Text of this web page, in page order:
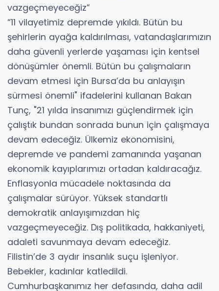
vazgeçmeyeceğiz”
“11 vilayetimiz depremde yıkıldı. Bütün bu
şehirlerin ayağa kaldırılması, vatandaşlarımızın
daha güvenli yerlerde yaşaması için kentsel
dönüşümler önemli. Bütün bu çalışmaların
devam etmesi için Bursa’da bu anlayışın
sürmesi önemli" ifadelerini kullanan Bakan
Tunç, "21 yılda insanımızı güçlendirmek için
çalıştık bundan sonrada bunun için çalışmaya
devam edeceğiz. Ülkemiz ekonomisini,
depremde ve pandemi zamanında yaşanan
ekonomik kayıplarımızı ortadan kaldıracağız.
Enflasyonla mücadele noktasında da
çalışmalar sürüyor. Yüksek standartlı
demokratik anlayışımızdan hiç
vazgeçmeyeceğiz. Dış politikada, hakkaniyeti,
adaleti savunmaya devam edeceğiz.
Filistin’de 3 aydır insanlık suçu işleniyor.
Bebekler, kadınlar katledildi.
Cumhurbaşkanımız her defasında, daha adil